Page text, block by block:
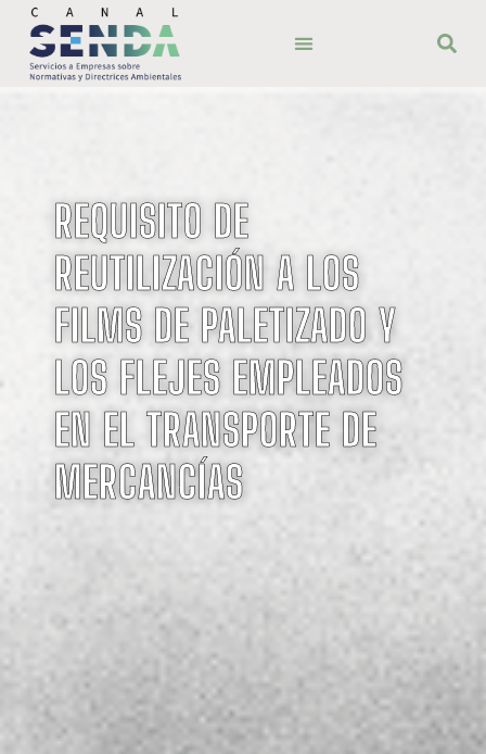
REQUISITO DE
REUTILIZACIÓN A LOS
FILMS DE PALETIZADO Y
LOS FLEJES EMPLEADOS
EN EL TRANSPORTE DE
MERCANCÍAS